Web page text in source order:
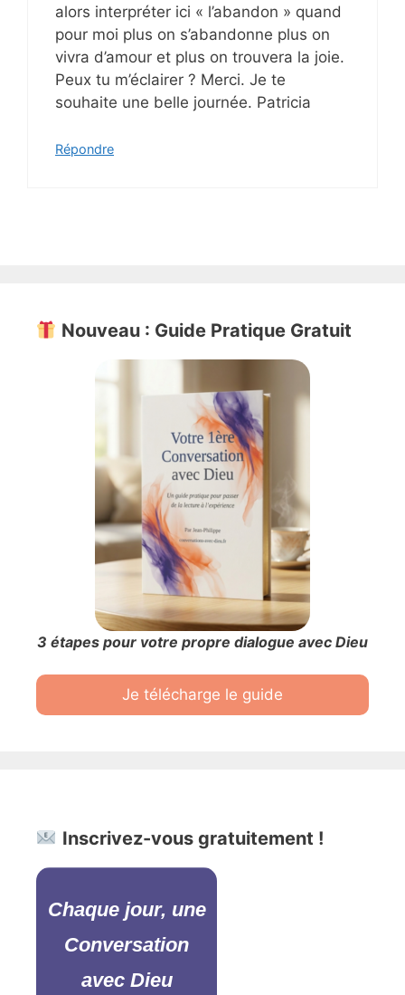
alors interpréter ici « l’abandon » quand
pour moi plus on s’abandonne plus on
vivra d’amour et plus on trouvera la joie.
Peux tu m’éclairer ? Merci. Je te
souhaite une belle journée. Patricia
Répondre
Nouveau : Guide Pratique Gratuit
3 étapes pour votre propre dialogue avec Dieu
Je télécharge le guide
Inscrivez-vous gratuitement !
Chaque jour, une
Conversation
avec Dieu